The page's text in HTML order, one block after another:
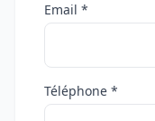
Email *
Téléphone *